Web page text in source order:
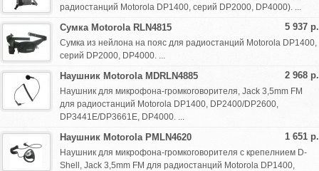
радиостанций Motorola DP1400, серий DP2000, DP4000). ...
5 937 р.
Сумка Motorola RLN4815
Сумка из нейлона на пояс для радиостанций Motorola DP1400,
серий DP2000, DP4000. ...
2 968 р.
Наушник Motorola MDRLN4885
Наушник для микрофона-громкоговорителя, Jack 3,5mm FM
для радиостанций Motorola DP1400, DP2400/DP2600,
DP3441E/DP3661E, DP4000. ...
1 651 р.
Наушник Motorola PMLN4620
Наушник для микрофона-громкоговорителя с крепелнием D-
Shell, Jack 3,5mm FM для радиостанций Motorola DP1400,